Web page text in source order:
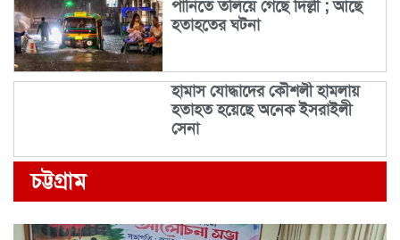
পানিতে তলিয়ে গেছে দিল্লী ; আছে
হতাহতের ঘটনা
হামাস যোদ্ধাদের কৌশলী হামলায়
হতাহত হয়েছে অনেক ইসরাইলী
সেনা
চট্টগ্রাম